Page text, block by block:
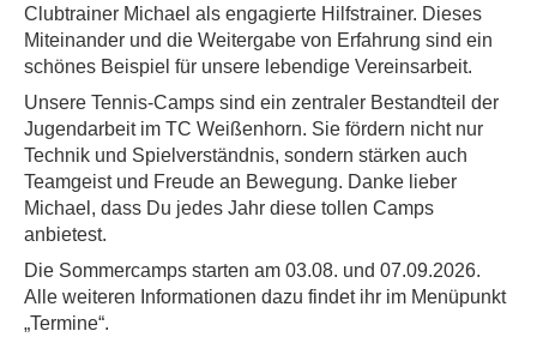
Clubtrainer Michael als engagierte Hilfstrainer. Dieses
Miteinander und die Weitergabe von Erfahrung sind ein
schönes Beispiel für unsere lebendige Vereinsarbeit.
Unsere Tennis-Camps sind ein zentraler Bestandteil der
Jugendarbeit im TC Weißenhorn. Sie fördern nicht nur
Technik und Spielverständnis, sondern stärken auch
Teamgeist und Freude an Bewegung. Danke lieber
Michael, dass Du jedes Jahr diese tollen Camps
anbietest.
Die Sommercamps starten am 03.08. und 07.09.2026.
Alle weiteren Informationen dazu findet ihr im Menüpunkt
„Termine“.